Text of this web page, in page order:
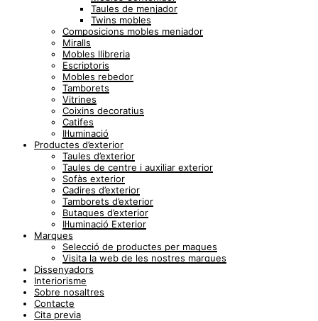
Taules de menjador
Twins mobles
Composicions mobles menjador
Miralls
Mobles llibreria
Escriptoris
Mobles rebedor
Tamborets
Vitrines
Coixins decoratius
Catifes
Il·luminació
Productes d’exterior
Taules d’exterior
Taules de centre i auxiliar exterior
Sofàs exterior
Cadires d’exterior
Tamborets d’exterior
Butaques d’exterior
Il·luminació Exterior
Marques
Selecció de productes per maques
Visita la web de les nostres marques
Dissenyadors
Interiorisme
Sobre nosaltres
Contacte
Cita previa